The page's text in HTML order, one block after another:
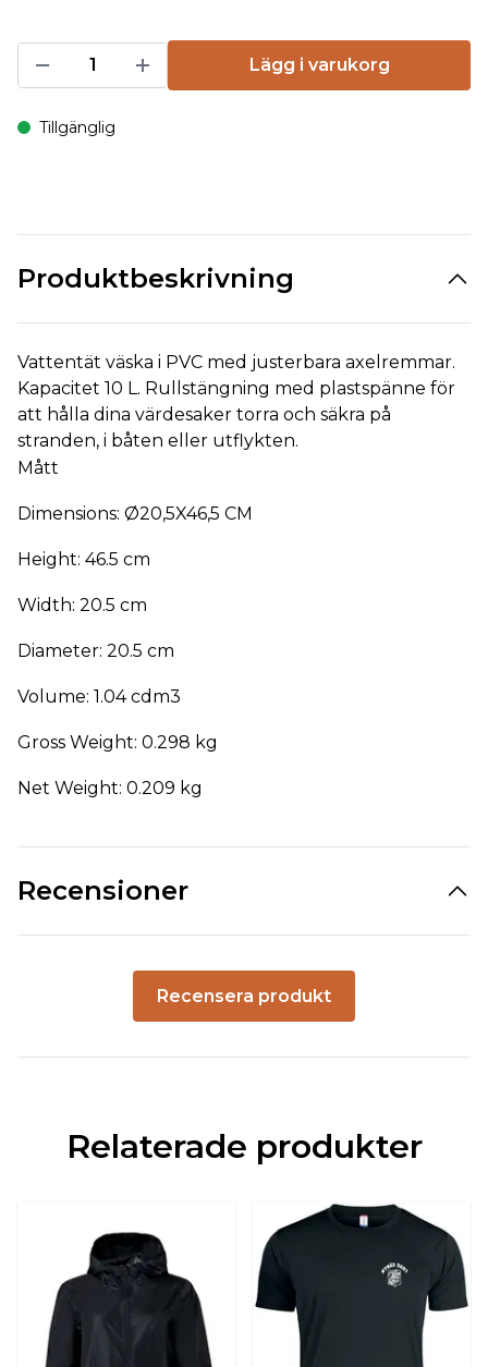
Lägg i varukorg
Tillgänglig
Produktbeskrivning
Vattentät väska i PVC med justerbara axelremmar.
Kapacitet 10 L. Rullstängning med plastspänne för
att hålla dina värdesaker torra och säkra på
stranden, i båten eller utflykten.
Mått
Dimensions: Ø20,5X46,5 CM
Height: 46.5 cm
Width: 20.5 cm
Diameter: 20.5 cm
Volume: 1.04 cdm3
Gross Weight: 0.298 kg
Net Weight: 0.209 kg
Recensioner
Recensera produkt
Relaterade produkter